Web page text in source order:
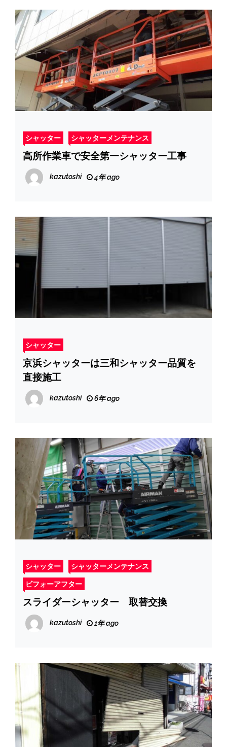
シャッター シャッターメンテナンス
高所作業車で安全第一シャッター工事
kazutoshi 4年 ago
シャッター
京浜シャッターは三和シャッター品質を
直接施工
kazutoshi 6年 ago
シャッター シャッターメンテナンス
ビフォーアフター
スライダーシャッター 取替交換
kazutoshi 1年 ago